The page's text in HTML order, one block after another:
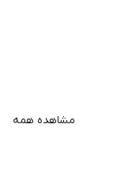
مشاهده همه